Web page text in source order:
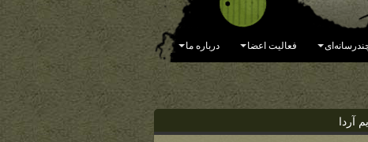
فعالیت اعضا درباره ما
آردا